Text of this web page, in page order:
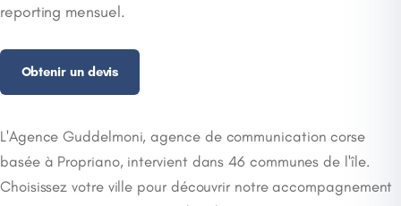
reporting mensuel.
Obtenir un devis
L'Agence Guddelmoni, agence de communication corse
basée à Propriano, intervient dans 46 communes de l'île.
Choisissez votre ville pour découvrir notre accompagnement